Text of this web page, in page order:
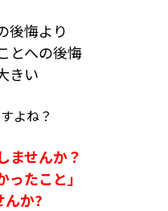
後悔より
とへの後悔
きい
よね？
ませんか？
ったこと」
んか?